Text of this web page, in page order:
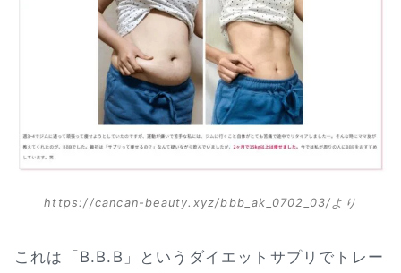
https://cancan-beauty.xyz/bbb_ak_0702_03/より
これは「B.B.B」というダイエットサプリでトレー